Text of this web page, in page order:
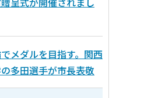
メダルを目指す。関西
多田選手が市長表敬